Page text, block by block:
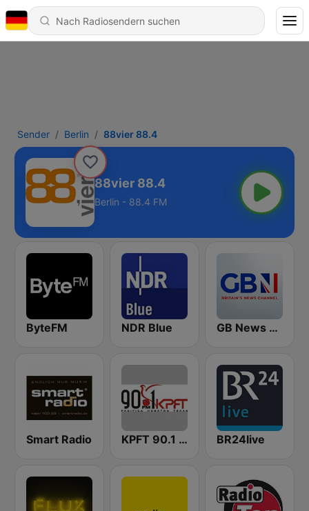
Sender Berlin 88vier 88.4
88vier 88.4
Berlin - 88.4 FM
ByteFM NDR Blue GB News Radio
Smart Radio KPFT 90.1 FM BR24live